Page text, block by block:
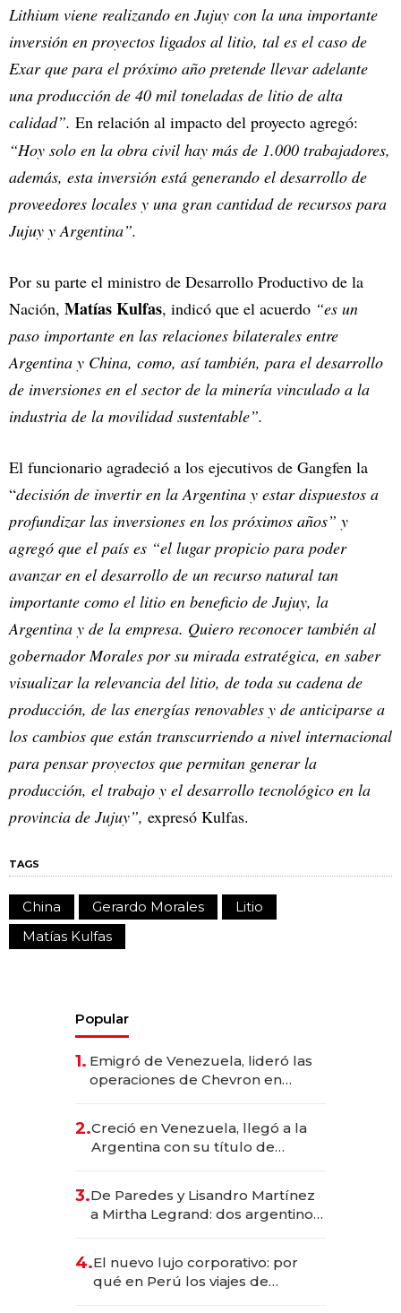
Lithium viene realizando en Jujuy con la una importante
inversión en proyectos ligados al litio, tal es el caso de
Exar que para el próximo año pretende llevar adelante
una producción de 40 mil toneladas de litio de alta
calidad”. En relación al impacto del proyecto agregó:
“Hoy solo en la obra civil hay más de 1.000 trabajadores,
además, esta inversión está generando el desarrollo de
proveedores locales y una gran cantidad de recursos para
Jujuy y Argentina”.
Por su parte el ministro de Desarrollo Productivo de la
Nación, Matías Kulfas, indicó que el acuerdo “es un
paso importante en las relaciones bilaterales entre
Argentina y China, como, así también, para el desarrollo
de inversiones en el sector de la minería vinculado a la
industria de la movilidad sustentable”.
El funcionario agradeció a los ejecutivos de Gangfen la
“decisión de invertir en la Argentina y estar dispuestos a
profundizar las inversiones en los próximos años” y
agregó que el país es “el lugar propicio para poder
avanzar en el desarrollo de un recurso natural tan
importante como el litio en beneficio de Jujuy, la
Argentina y de la empresa. Quiero reconocer también al
gobernador Morales por su mirada estratégica, en saber
visualizar la relevancia del litio, de toda su cadena de
producción, de las energías renovables y de anticiparse a
los cambios que están transcurriendo a nivel internacional
para pensar proyectos que permitan generar la
producción, el trabajo y el desarrollo tecnológico en la
provincia de Jujuy”, expresó Kulfas.
TAGS
China Gerardo Morales
Litio
Matías Kulfas
Popular
1. Emigró de Venezuela, lideró las
operaciones de Chevron en
2.Creció en Venezuela, llegó a la
Argentina con su título de
las marcas "fast premium"
3.De Paredes y Lisandro Martínez
a Mirtha Legrand: dos argentinos
4.El nuevo lujo corporativo: por
qué en Perú los viajes de